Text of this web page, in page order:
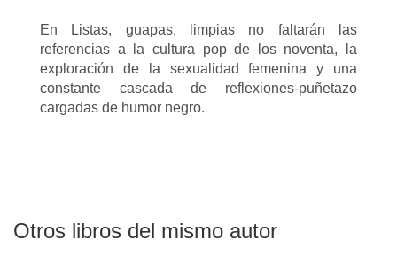
En Listas, guapas, limpias no faltarán las
referencias a la cultura pop de los noventa, la
exploración de la sexualidad femenina y una
constante cascada de reflexiones-puñetazo
cargadas de humor negro.
Otros libros del mismo autor